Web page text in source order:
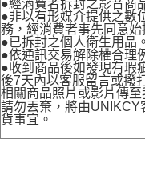
●經消費者拆封之影音商
●非以有形媒介提供之數
務，經消費者事先同意始
●已拆封之個人衛生用品。
●依通訊交易解除權合理
●收到商品後如發現有瑕
後7天內以客服留言或撥
相關商品照片或影片傳至
請勿丟棄，將由UNIKCY
貨事宜。